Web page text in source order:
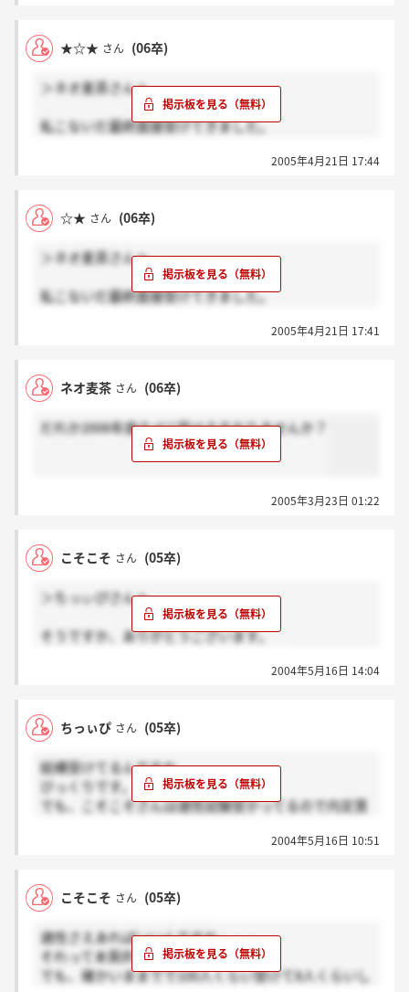
★☆★ さん (06卒)
＞ネオ麦茶さんへ
私こないだ最終面接受けてきました。
2005年4月21日 17:44
☆★ さん (06卒)
＞ネオ麦茶さんへ
私こないだ最終面接受けてきました。
2005年4月21日 17:41
ネオ麦茶 さん (06卒)
だれか2006年度のJCC受ける方おりませんか？
2005年3月23日 01:22
こそこそ さん (05卒)
＞ちっぃぴさんへ
そうですか、ありがとうございます。
2004年5月16日 14:04
ちっぃぴ さん (05卒)
結構受けてるんですか。
びっくりです。
でも、こそこそさんは適性試験受かってるので内定貰
2004年5月16日 10:51
こそこそ さん (05卒)
適性さえあればいいんですか・・・
それって本質的な問題ですね・・(笑)
でも、確かいままでで100人くらい受けて8人くらいし